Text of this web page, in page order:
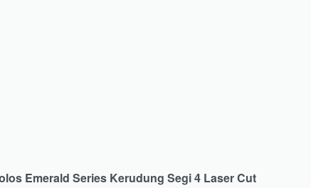
Emerald Series Kerudung Segi 4 Laser Cut